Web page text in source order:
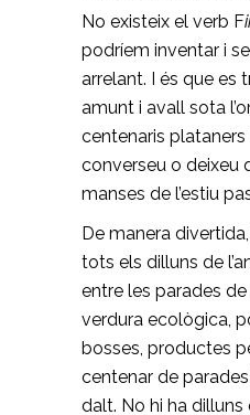
No existeix el verb F
podríem inventar i
arrelant. I és que es
amunt i avall sota
centenaris
converseu o deixeu
manses de l’estiu
De manera
tots els dilluns de
entre les parades de
verdura ecològica,
bosses, productes
centenar de
dalt. No hi ha dilluns